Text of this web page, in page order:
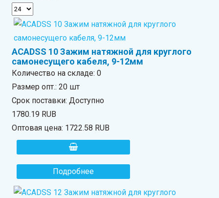
ACADSS 10 Зажим натяжной для круглого
самонесущего кабеля, 9-12мм
Количество на складе:0
Размер опт.: 20 шт
Срок поставки: Доступно
1780.19 RUB
Оптовая цена: 1722.58 RUB
Подробнее